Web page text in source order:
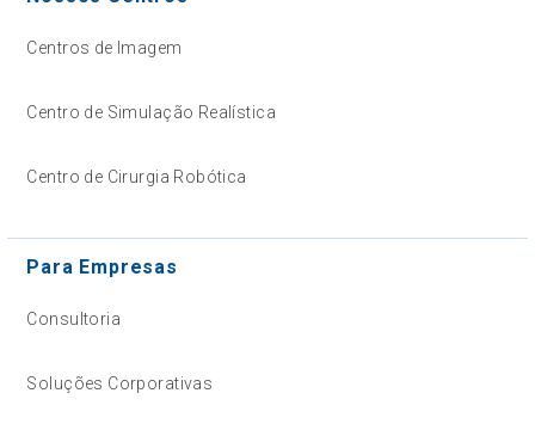
Centros de Imagem
Centro de Simulação Realística
Centro de Cirurgia Robótica
Para Empresas
Consultoria
Soluções Corporativas